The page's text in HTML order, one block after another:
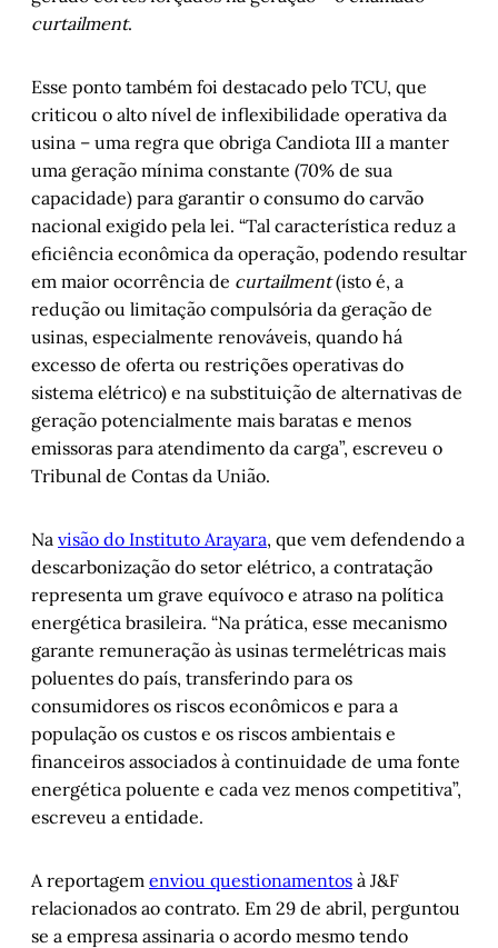
curtailment.
Esse ponto também foi destacado pelo TCU, que
criticou o alto nível de inflexibilidade operativa da
usina – uma regra que obriga Candiota III a manter
uma geração mínima constante (70% de sua
capacidade) para garantir o consumo do carvão
nacional exigido pela lei. “Tal característica reduz a
eficiência econômica da operação, podendo resultar
em maior ocorrência de curtailment(isto é, a
redução ou limitação compulsória da geração de
usinas, especialmente renováveis, quando há
excesso de oferta ou restrições operativas do
sistema elétrico) e na substituição de alternativas de
geração potencialmente mais baratas e menos
emissoras para atendimento da carga”, escreveu o
Tribunal de Contas da União.
Na visão do Instituto Arayara, que vem defendendo a
descarbonização do setor elétrico, a contratação
representa um grave equívoco e atraso na política
energética brasileira. “Na prática, esse mecanismo
garante remuneração às usinas termelétricas mais
poluentes do país, transferindo para os
consumidores os riscos econômicos e para a
população os custos e os riscos ambientais e
financeiros associados à continuidade de uma fonte
energética poluente e cada vez menos competitiva”,
escreveu a entidade.
A reportagem enviou questionamentos à J&F
relacionados ao contrato. Em 29 de abril, perguntou
se a empresa assinaria o acordo mesmo tendo